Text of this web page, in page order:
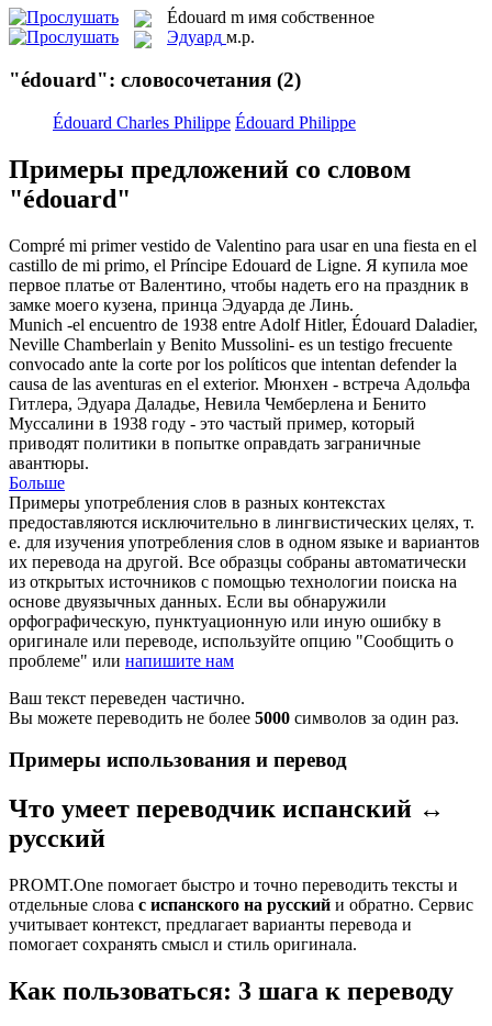
Édouard m имя собственное
Эдуард м.р.
"édouard": словосочетания (2)
Édouard Charles Philippe Édouard Philippe
Примеры предложений со словом
"édouard"
Compré mi primer vestido de Valentino para usar en una fiesta en el
castillo de mi primo, el Príncipe Edouard de Ligne. Я купила мое
первое платье от Валентино, чтобы надеть его на праздник в
замке моего кузена, принца Эдуарда де Линь.
Munich -el encuentro de 1938 entre Adolf Hitler, Édouard Daladier,
Neville Chamberlain y Benito Mussolini- es un testigo frecuente
convocado ante la corte por los políticos que intentan defender la
causa de las aventuras en el exterior. Мюнхен - встреча Адольфа
Гитлера, Эдуара Даладье, Невила Чемберлена и Бенито
Муссалини в 1938 году - это частый пример, который
приводят политики в попытке оправдать заграничные
авантюры.
Больше
Примеры употребления слов в разных контекстах
предоставляются исключительно в лингвистических целях, т.
е. для изучения употребления слов в одном языке и вариантов
их перевода на другой. Все образцы собраны автоматически
из открытых источников с помощью технологии поиска на
основе двуязычных данных. Если вы обнаружили
орфографическую, пунктуационную или иную ошибку в
оригинале или переводе, используйте опцию "Сообщить о
проблеме" или напишите нам
Ваш текст переведен частично.
Вы можете переводить не более 5000 символов за один раз.
Примеры использования и перевод
Что умеет переводчик испанский ↔
русский
PROMT.One помогает быстро и точно переводить тексты и
отдельные слова с испанского на русский и обратно. Сервис
учитывает контекст, предлагает варианты перевода и
помогает сохранять смысл и стиль оригинала.
Как пользоваться: 3 шага к переводу